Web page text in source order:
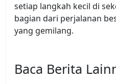
setiap langkah kecil di
bagian dari perjalanan
yang gemilang.
Baca Berita